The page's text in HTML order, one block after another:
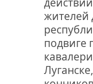
жителей
подвиге